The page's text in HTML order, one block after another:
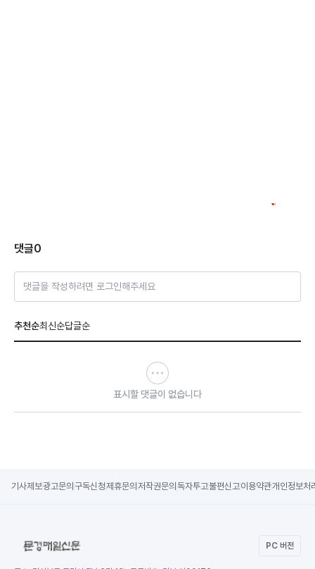
댓글0
댓글을 작성하려면 로그인해주세요
추천순최신순답글순
표시할 댓글이 없습니다
기사제보광고문의 구독신청제휴문의 저작권문의 독자투고불편신고이용약관개인정보처
PC 버전